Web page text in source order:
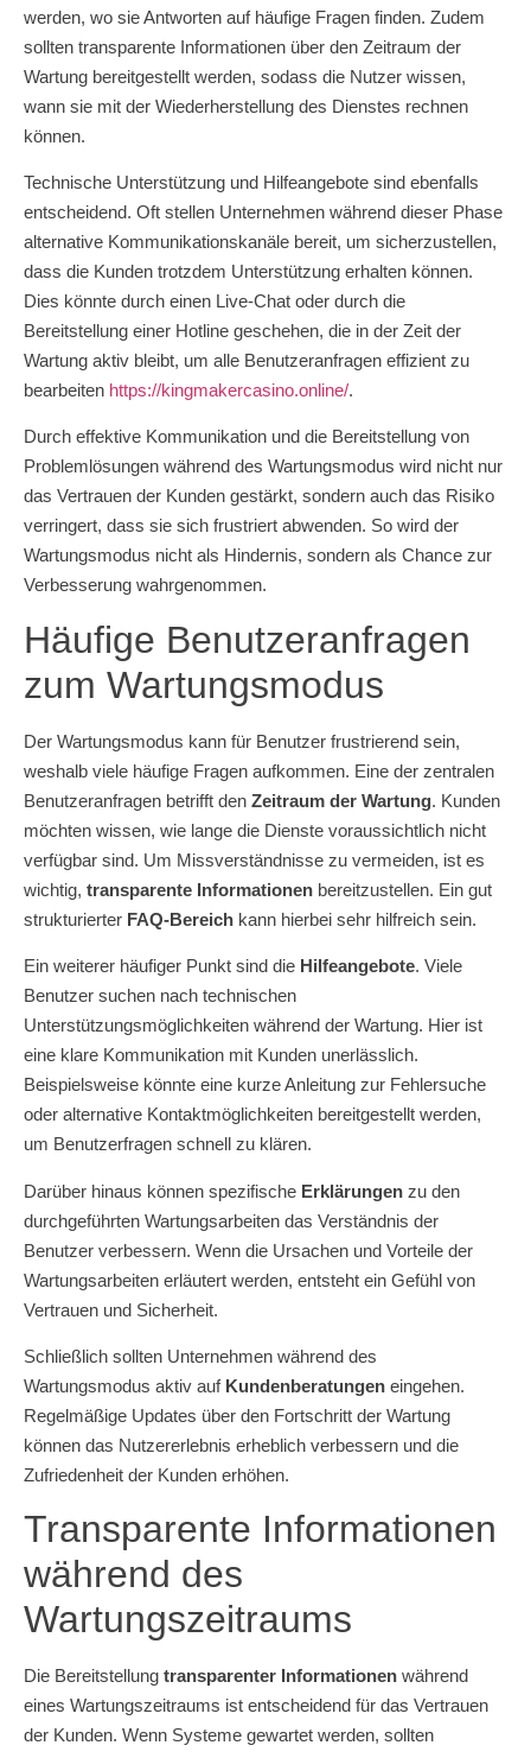
werden, wo sie Antworten auf häufige Fragen finden. Zudem
sollten transparente Informationen über den Zeitraum der
Wartung bereitgestellt werden, sodass die Nutzer wissen,
wann sie mit der Wiederherstellung des Dienstes rechnen
können.
Technische Unterstützung und Hilfeangebote sind ebenfalls
entscheidend. Oft stellen Unternehmen während dieser Phase
alternative Kommunikationskanäle bereit, um sicherzustellen,
dass die Kunden trotzdem Unterstützung erhalten können.
Dies könnte durch einen Live-Chat oder durch die
Bereitstellung einer Hotline geschehen, die in der Zeit der
Wartung aktiv bleibt, um alle Benutzeranfragen effizient zu
bearbeiten https://kingmakercasino.online/.
Durch effektive Kommunikation und die Bereitstellung von
Problemlösungen während des Wartungsmodus wird nicht nur
das Vertrauen der Kunden gestärkt, sondern auch das Risiko
verringert, dass sie sich frustriert abwenden. So wird der
Wartungsmodus nicht als Hindernis, sondern als Chance zur
Verbesserung wahrgenommen.
Häufige Benutzeranfragen
zum Wartungsmodus
Der Wartungsmodus kann für Benutzer frustrierend sein,
weshalb viele häufige Fragen aufkommen. Eine der zentralen
Benutzeranfragen betrifft den Zeitraum der Wartung. Kunden
möchten wissen, wie lange die Dienste voraussichtlich nicht
verfügbar sind. Um Missverständnisse zu vermeiden, ist es
wichtig, transparente Informationen bereitzustellen. Ein gut
strukturierter FAQ-Bereich kann hierbei sehr hilfreich sein.
Ein weiterer häufiger Punkt sind die Hilfeangebote. Viele
Benutzer suchen nach technischen
Unterstützungsmöglichkeiten während der Wartung. Hier ist
eine klare Kommunikation mit Kunden unerlässlich.
Beispielsweise könnte eine kurze Anleitung zur Fehlersuche
oder alternative Kontaktmöglichkeiten bereitgestellt werden,
um Benutzerfragen schnell zu klären.
Darüber hinaus können spezifische Erklärungen zu den
durchgeführten Wartungsarbeiten das Verständnis der
Benutzer verbessern. Wenn die Ursachen und Vorteile der
Wartungsarbeiten erläutert werden, entsteht ein Gefühl von
Vertrauen und Sicherheit.
Schließlich sollten Unternehmen während des
Wartungsmodus aktiv auf Kundenberatungen eingehen.
Regelmäßige Updates über den Fortschritt der Wartung
können das Nutzererlebnis erheblich verbessern und die
Zufriedenheit der Kunden erhöhen.
Transparente Informationen
während des
Wartungszeitraums
Die Bereitstellung transparenter Informationen während
eines Wartungszeitraums ist entscheidend für das Vertrauen
der Kunden. Wenn Systeme gewartet werden, sollten